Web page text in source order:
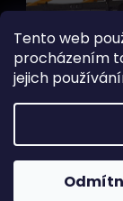
Tento web
procházením
jejich